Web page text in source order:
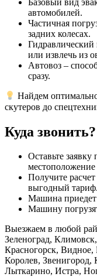
Базовый вид
автомобилей.
Частичная
задних колесах.
Гидравлический
или извлечь из
Автовоз –
сразу.
Найдем
скутеров до
Куда звонить?
Оставьте
Получите
выгодный тариф.
Машина приедет
Машину
Выезжаем в любой
Зеленоград,
Красногорск,
Королев, Звенигород,
Лыткарино, Истра,